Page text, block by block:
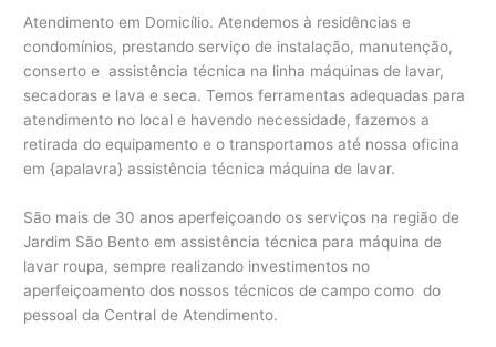
Atendimento em Domicílio. Atendemos à residências e
condomínios, prestando serviço de instalação, manutenção,
conserto e assistência técnica na linha máquinas de lavar,
secadoras e lava e seca. Temos ferramentas adequadas para
atendimento no local e havendo necessidade, fazemos a
retirada do equipamento e o transportamos até nossa oficina
em {apalavra} assistência técnica máquina de lavar.
São mais de 30 anos aperfeiçoando os serviços na região de
Jardim São Bento em assistência técnica para máquina de
lavar roupa, sempre realizando investimentos no
aperfeiçoamento dos nossos técnicos de campo como do
pessoal da Central de Atendimento.